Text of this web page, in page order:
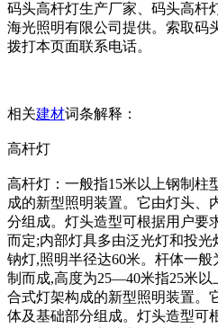
码头高杆灯生产厂家、码头高杆
海光照明有限公司提供。索取码
拨打本页面联系电话。
相关建材词条解释：
高杆灯
高杆灯：一般指15米以上钢制柱
成的新型照明装置。它由灯头、
分组成。灯头造型可根据用户要
而定;内部灯具多由泛光灯和投光
钠灯,照明半径达60米。杆体一般
制而成,高度为25—40米指25米以
合式灯架构成的新型照明装置。
体及基础部分组成。灯头造型可